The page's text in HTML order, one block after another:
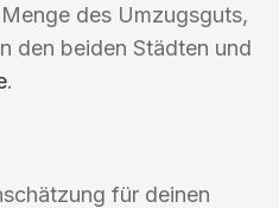
des Umzugsguts,
den beiden Städten und
.
für deinen